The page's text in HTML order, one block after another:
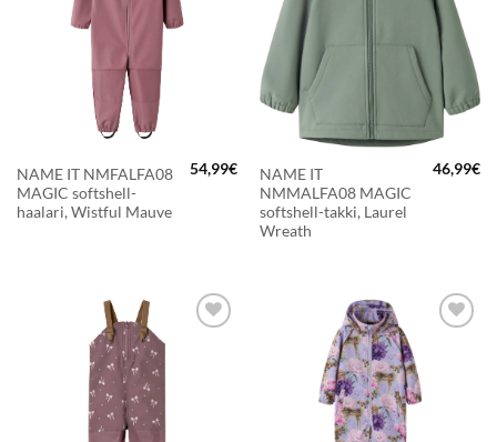
NAME IT NMFALFA08
MAGIC softshell-
haalari, Wistful Mauve
54,99€
NAME IT
NMMALFA08 MAGIC
softshell-takki, Laurel
Wreath
46,99€
LISÄÄ
SUOSIKKEIHIN
LISÄÄ
SUOSIKKEIHIN